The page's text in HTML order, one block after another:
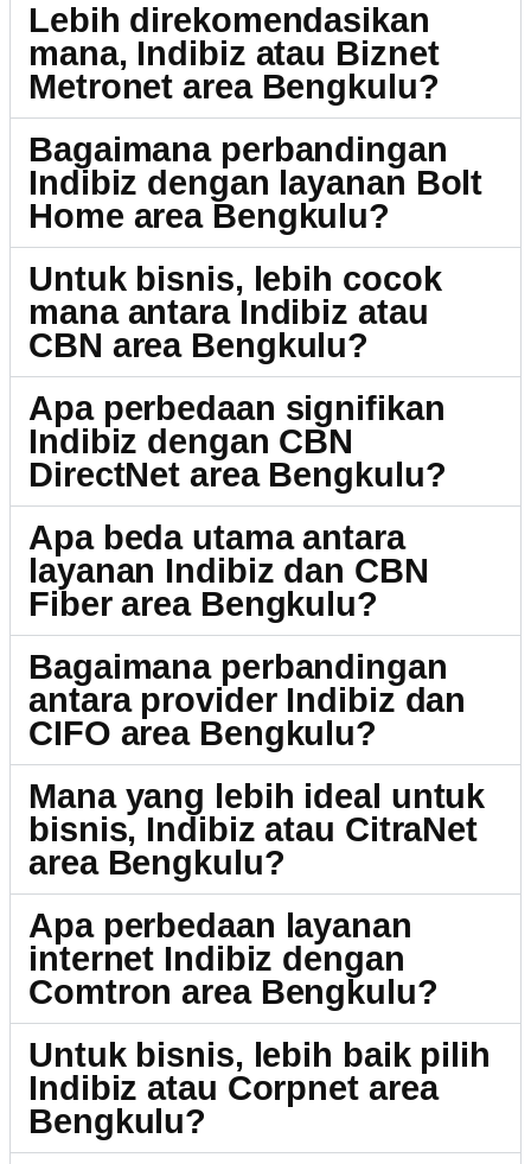
Lebih direkomendasikan
mana, Indibiz atau Biznet
Metronet area Bengkulu?
Bagaimana perbandingan
Indibiz dengan layanan Bolt
Home area Bengkulu?
Untuk bisnis, lebih cocok
mana antara Indibiz atau
CBN area Bengkulu?
Apa perbedaan signifikan
Indibiz dengan CBN
DirectNet area Bengkulu?
Apa beda utama antara
layanan Indibiz dan CBN
Fiber area Bengkulu?
Bagaimana perbandingan
antara provider Indibiz dan
CIFO area Bengkulu?
Mana yang lebih ideal untuk
bisnis, Indibiz atau CitraNet
area Bengkulu?
Apa perbedaan layanan
internet Indibiz dengan
Comtron area Bengkulu?
Untuk bisnis, lebih baik pilih
Indibiz atau Corpnet area
Bengkulu?